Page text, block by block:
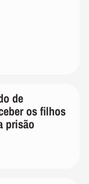
de
os filhos
prisão